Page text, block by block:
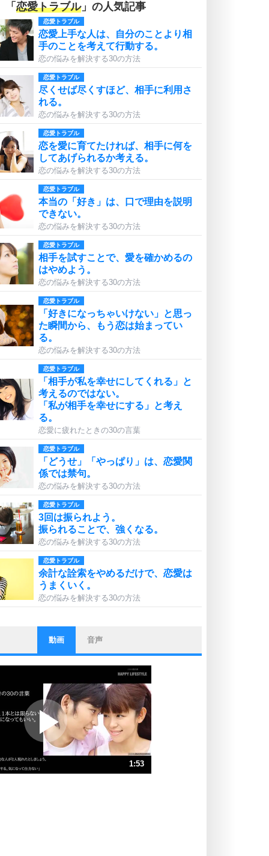
「 恋愛トラブル」の人気記事
恋愛トラブル
恋愛上手な人は、自分のことより相
手のことを考えて行動する。
恋の悩みを解決する30の方法
恋愛トラブル
尽くせば尽くすほど、相手に利用さ
れる。
恋の悩みを解決する30の方法
恋愛トラブル
恋を愛に育てたければ、相手に何を
してあげられるか考える。
恋の悩みを解決する30の方法
恋愛トラブル
本当の「好き」は、口で理由を説明
できない。
恋の悩みを解決する30の方法
恋愛トラブル
相手を試すことで、愛を確かめるの
はやめよう。
恋の悩みを解決する30の方法
恋愛トラブル
「好きになっちゃいけない」と思っ
た瞬間から、もう恋は始まってい
る。
恋の悩みを解決する30の方法
恋愛トラブル
「相手が私を幸せにしてくれる」と
考えるのではない。
「私が相手を幸せにする」と考え
る。
恋愛に疲れたときの30の言葉
恋愛トラブル
「どうせ」「やっぱり」は、恋愛関
係では禁句。
恋の悩みを解決する30の方法
恋愛トラブル
3回は振られよう。
振られることで、強くなる。
恋の悩みを解決する30の方法
恋愛トラブル
余計な詮索をやめるだけで、恋愛は
うまくいく。
恋の悩みを解決する30の方法
ストレス対策
他人と比べない。
いっそのこと、他人を見ない。
プラス思考
ポジティブになれない原因は、行動
しないから。
ポジティブ思考になる30の方法
ストレス対策
人生、なんとかなるもの。
動画 音声
1:53